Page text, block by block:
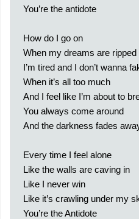
You’re the antidote
How do I go on
When my dreams are ripped
I’m tired and I don’t wanna
When it’s all too much
And I feel like I’m about to
You always come around
And the darkness fades
Every time I feel alone
Like the walls are caving in
Like I never win
Like it’s crawling under my
You’re the Antidote